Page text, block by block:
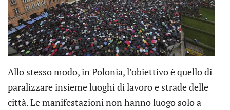
Allo stesso modo, in Polonia, l’obiettivo è quello di
paralizzare insieme luoghi di lavoro e strade delle
città. Le manifestazioni non hanno luogo solo a